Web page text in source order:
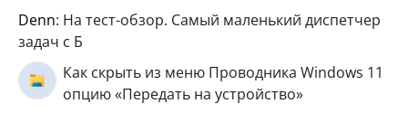
Denn: На тест-обзор. Самый маленький диспетчер
задач с Б
Как скрыть из меню Проводника Windows 11
опцию «Передать на устройство»